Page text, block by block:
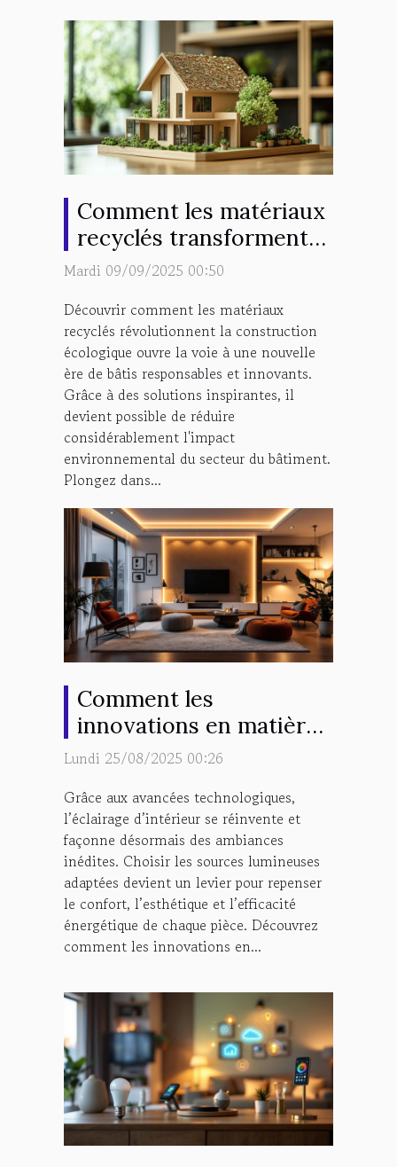
Comment les matériaux
recyclés transforment-
ils la construction
Mardi 09/09/2025 00:50
Découvrir comment les matériaux
recyclés révolutionnent la construction
écologique ouvre la voie à une nouvelle
ère de bâtis responsables et innovants.
Grâce à des solutions inspirantes, il
devient possible de réduire
considérablement l'impact
environnemental du secteur du bâtiment.
Plongez dans...
Comment les
innovations en matière
d'éclairage
intérieurs ?
Lundi 25/08/2025 00:26
Grâce aux avancées technologiques,
l’éclairage d’intérieur se réinvente et
façonne désormais des ambiances
inédites. Choisir les sources lumineuses
adaptées devient un levier pour repenser
le confort, l’esthétique et l’efficacité
énergétique de chaque pièce. Découvrez
comment les innovations en...